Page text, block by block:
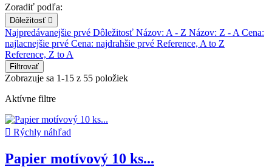
Zoradiť podľa:
Dôležitosť 
Najpredávanejšie prvé Dôležitosť Názov: A - Z Názov: Z - ACena:
najlacnejšie prvé Cena: najdrahšie prvé Reference, A to Z
Reference, Z to A
Filtrovať
Zobrazuje sa 1-15 z 55 položiek
Aktívne filtre
 Rýchly náhľad
Papier motívový 10 ks...